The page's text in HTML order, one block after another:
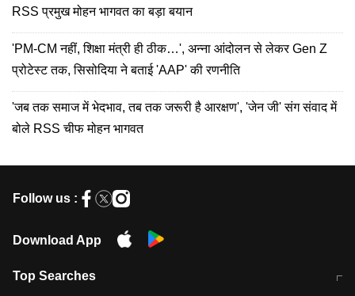
RSS प्रमुख मोहन भागवत का बड़ा बयान
'PM-CM नहीं, शिक्षा मंत्री ही ठीक…', अन्ना आंदोलन से लेकर Gen Z
प्रोटेस्ट तक, सिसोदिया ने बताई 'AAP' की रणनीति
'जब तक समाज में भेदभाव, तब तक जरूरी है आरक्षण', 'जेन जी' संग संवाद में
बोले RSS चीफ मोहन भागवत
Follow us :
Download App
Top Searches